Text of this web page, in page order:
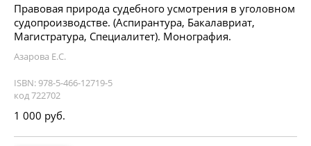
Правовая природа судебного усмотрения в уголовном
судопроизводстве. (Аспирантура, Бакалавриат,
Магистратура, Специалитет). Монография.
Азарова Е.С.
ISBN: 978-5-466-12719-5
код 722702
1 000 руб.